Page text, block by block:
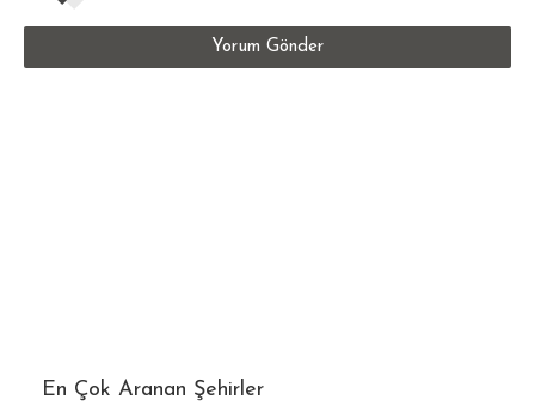
Yorum Gönder
En Çok Aranan Şehirler